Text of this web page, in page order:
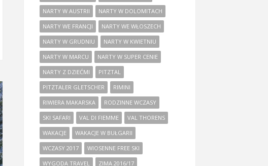
NARTY W AUSTRII
NARTY W DOLOMITACH
NARTY WE FRANCJI
NARTY WE WŁOSZECH
NARTY W GRUDNIU
NARTY W KWIETNIU
NARTY W MARCU
NARTY W SUPER CENIE
NARTY Z DZIEĆMI
PITZTAL
PITZTALER GLETSCHER
RIMINI
RIWIERA MAKARSKA
RODZINNE WCZASY
SKI SAFARI
VAL DI FIEMME
VAL THORENS
WAKACJE
WAKACJE W BUŁGARII
WCZASY 2017
WIOSENNE FREE SKI
WYGODA TRAVEL
ZIMA 2016/17